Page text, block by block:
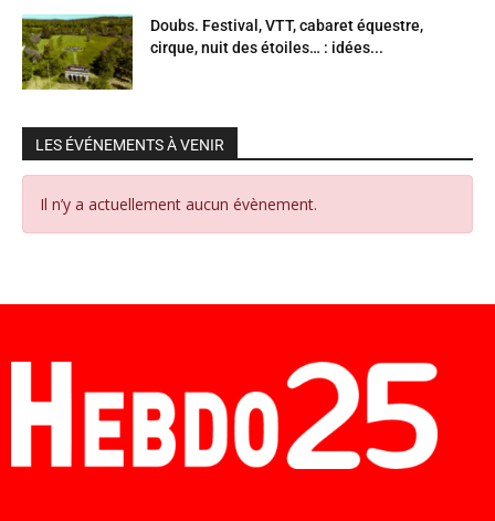
Doubs. Festival, VTT, cabaret équestre,
cirque, nuit des étoiles… : idées...
LES ÉVÉNEMENTS À VENIR
Il n’y a actuellement aucun évènement.